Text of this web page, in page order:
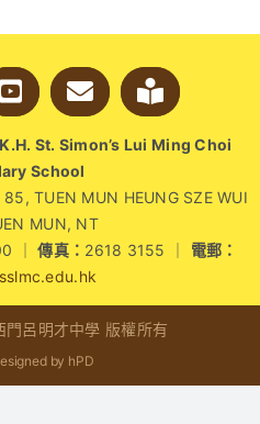
動
St. Simon’s Lui Ming Choi
School
TUEN MUN HEUNG SZE WUI
MUN, NT
｜傳真： 2618 3155 ｜ 電郵：
呂明才中學 版權所有
by hPD